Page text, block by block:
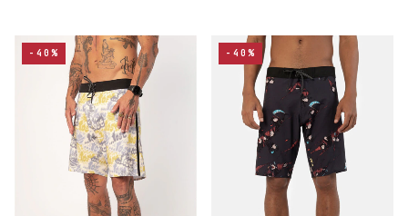
-40% -40%